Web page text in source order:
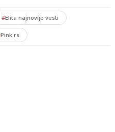
#Elita najnovije vesti
Pink.rs